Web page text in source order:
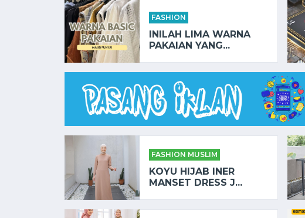
FASHION
INILAH LIMA WARNA
PAKAIAN YANG...
FASHION MUSLIM
KOYU HIJAB INER
MANSET DRESS J...